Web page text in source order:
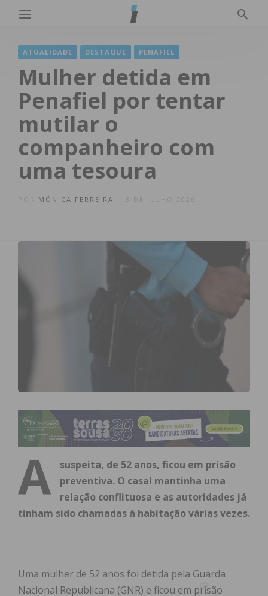
ATUALIDADE DESTAQUE PENAFIEL
Mulher detida em
Penafiel por tentar
mutilar o
companheiro com
uma tesoura
MÓNICA FERREIRA
A
suspeita, de 52 anos, ficou em prisão
preventiva. O casal mantinha uma
relação conflituosa e as autoridades já
tinham sido chamadas à habitação várias vezes.
Uma mulher de 52 anos foi detida pela Guarda
Nacional Republicana (GNR) e ficou em prisão